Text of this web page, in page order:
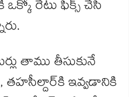
రేటు ఫిక్స్ చేసి
తాము తీసుకునే
తహసీల్దార్‌‌‌‌‌‌కి ఇవ్వడానికి